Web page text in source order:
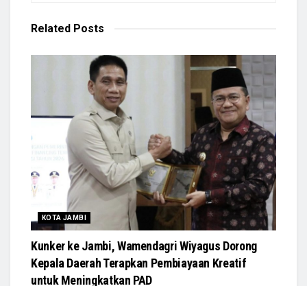
Related Posts
KOTA JAMBI
Kunker ke Jambi, Wamendagri Wiyagus Dorong
Kepala Daerah Terapkan Pembiayaan Kreatif
untuk Meningkatkan PAD